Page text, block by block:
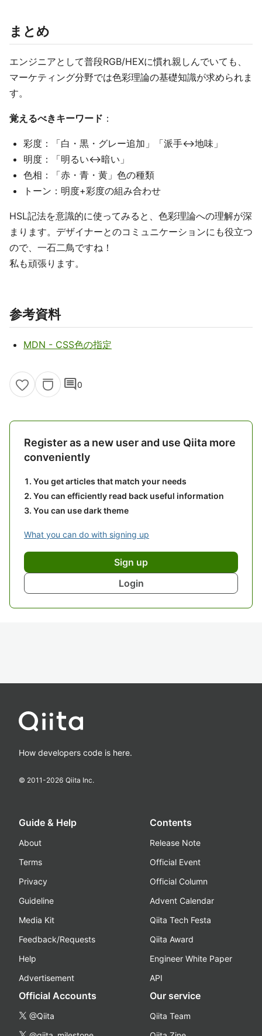
まとめ
エンジニアとして普段RGB/HEXに慣れ親しんでいても、
マーケティング分野では色彩理論の基礎知識が求められま
す。
覚えるべきキーワード ：
彩度：「白・黒・グレー追加」「派手↔地味」
明度：「明るい↔暗い」
色相：「赤・青・黄」色の種類
トーン：明度+彩度の組み合わせ
HSL記法を意識的に使ってみると、色彩理論への理解が深
まります。デザイナーとのコミュニケーションにも役立つ
ので、一石二鳥ですね！
私も頑張ります。
参考資料
MDN - CSS色の指定
comment0
Register as a new user and use Qiita more
conveniently
You get articles that match your needs
You can efficiently read back useful information
You can use dark theme
What you can do with signing up
Sign up
Login
How developers code is here.
© 2011-2026 Qiita Inc.
Guide & Help
About
Terms
Privacy
Guideline
Media Kit
Feedback/Requests
Help
Advertisement
Contents
Release Note
Official Event
Official Column
Advent Calendar
Qiita Tech Festa
Qiita Award
Engineer White Paper
API
Official Accounts
@Qiita
Our service
Qiita Team